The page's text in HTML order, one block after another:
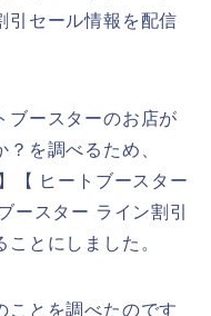
引セール情報を配信
ブースターのお店が
を調べるため、
【 ヒートブースター
ースター ライン割引
とにしました。
ことを調べたのです